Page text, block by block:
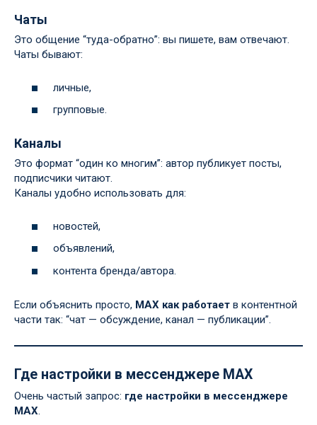
Чаты
Это общение “туда-обратно”: вы пишете, вам отвечают.
Чаты бывают:
личные,
групповые.
Каналы
Это формат “один ко многим”: автор публикует посты,
подписчики читают.
Каналы удобно использовать для:
новостей,
объявлений,
контента бренда/автора.
Если объяснить просто, MAX как работает в контентной
части так: “чат — обсуждение, канал — публикации”.
Где настройки в мессенджере MAX
Очень частый запрос: где настройки в мессенджере
MAX.